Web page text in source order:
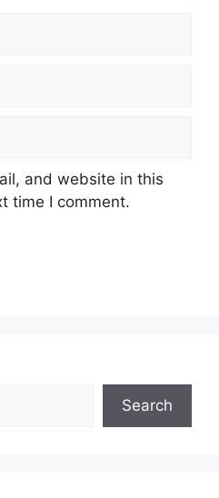
and website in this
time I comment.
Search